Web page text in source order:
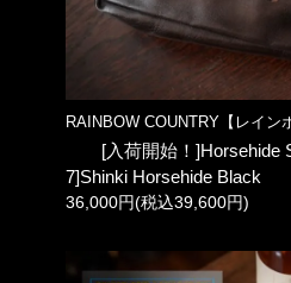
RAINBOW COUNTRY【レイン
[入荷開始！]Horsehide
7]Shinki Horsehide Black
36,000円(税込39,600円)